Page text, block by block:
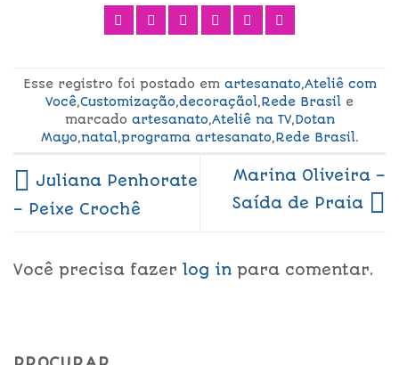
Esse registro foi postado em artesanato,Ateliê com
Você,Customização,decoraçãol,Rede Brasil e
marcado artesanato,Ateliê na TV,Dotan
Mayo,natal,programa artesanato,Rede Brasil.
Juliana Penhorate
– Peixe Crochê
Marina Oliveira –
Saída de Praia
Você precisa fazer log in para comentar.